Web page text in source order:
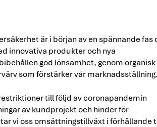
är i början av en spännande fas
innovativa produkter och nya
god lönsamhet, genom organisk
som förstärker vår marknadsställning.
till följd av coronapandemin
av kundprojekt och hinder för
vi oss omsättningstillväxt i förhållande